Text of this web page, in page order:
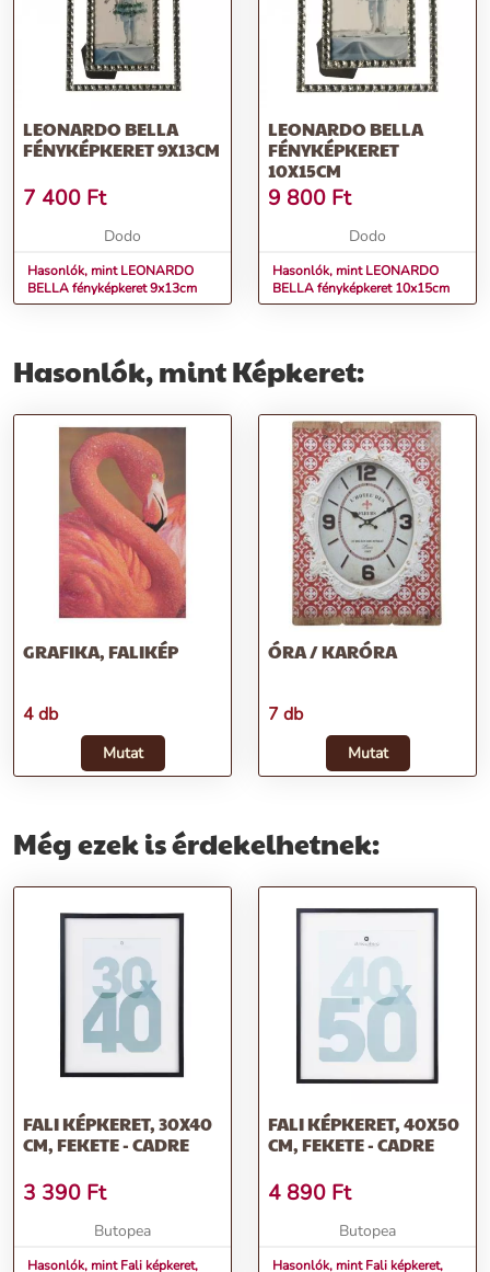
LEONARDO BELLA
FÉNYKÉPKERET 9X13CM
7 400 Ft
Dodo
Hasonlók, mint LEONARDO
BELLA fényképkeret 9x13cm
LEONARDO BELLA
FÉNYKÉPKERET
10X15CM
9 800 Ft
Dodo
Hasonlók, mint LEONARDO
BELLA fényképkeret 10x15cm
Hasonlók, mint Képkeret:
GRAFIKA, FALIKÉP
4 db
Mutat
ÓRA / KARÓRA
7 db
Mutat
Még ezek is érdekelhetnek:
FALI KÉPKERET, 30X40
CM, FEKETE - CADRE
3 390 Ft
Butopea
Hasonlók, mint Fali képkeret,
FALI KÉPKERET, 40X50
CM, FEKETE - CADRE
4 890 Ft
Butopea
Hasonlók, mint Fali képkeret,